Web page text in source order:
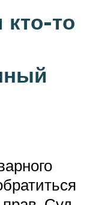
кто-то